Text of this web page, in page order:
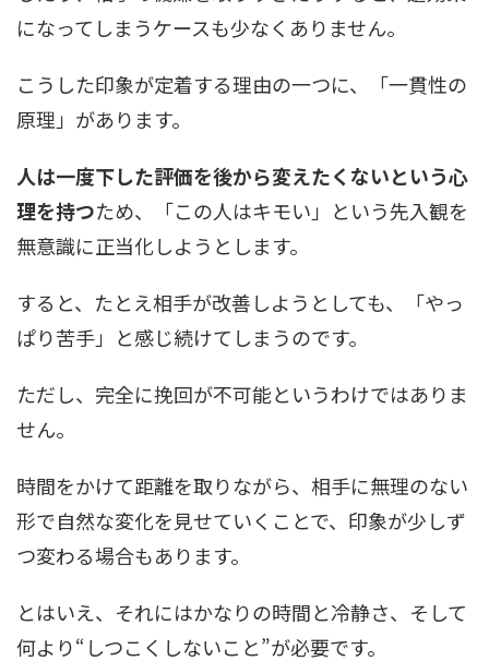
になってしまうケースも少なくありません。
こうした印象が定着する理由の一つに、「一貫性の
原理」があります。
人は一度下した評価を後から変えたくないという心
理を持つため、「この人はキモい」という先入観を
無意識に正当化しようとします。
すると、たとえ相手が改善しようとしても、「やっ
ぱり苦手」と感じ続けてしまうのです。
ただし、完全に挽回が不可能というわけではありま
せん。
時間をかけて距離を取りながら、相手に無理のない
形で自然な変化を見せていくことで、印象が少しず
つ変わる場合もあります。
とはいえ、それにはかなりの時間と冷静さ、そして
何より“しつこくしないこと”が必要です。